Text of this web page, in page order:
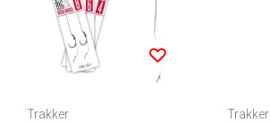
Trakker Trakker